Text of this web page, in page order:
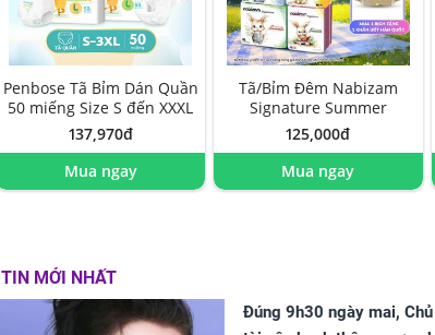
Penbose Tã Bỉm Dán Quần
50 miếng Size S đến XXXL
137,970đ
Mua ngay
Tã/Bỉm Đêm Nabizam
Signature Summer
125,000đ
Mua ngay
TIN MỚI NHẤT
Đúng 9h30 ngày mai,